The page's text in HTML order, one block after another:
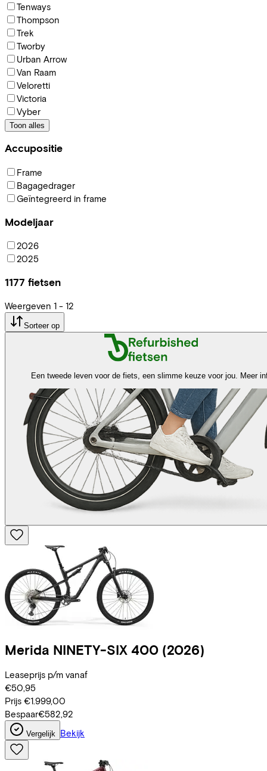
Tenways
Thompson
Trek
Tworby
Urban Arrow
Van Raam
Veloretti
Victoria
Vyber
Toon alles
Accupositie
Frame
Bagagedrager
Geïntegreerd in frame
Modeljaar
2026
2025
1177 fietsen
Weergeven 1 - 12
Sorteer op
Een tweede leven voor de fiets, een slimme keuze voor jou. Meer
Merida NINETY-SIX 400 (2026)
Leaseprijs p/m vanaf
€50,95
Prijs €1.999,00
Bespaar€582,92
Vergelijk Bekijk